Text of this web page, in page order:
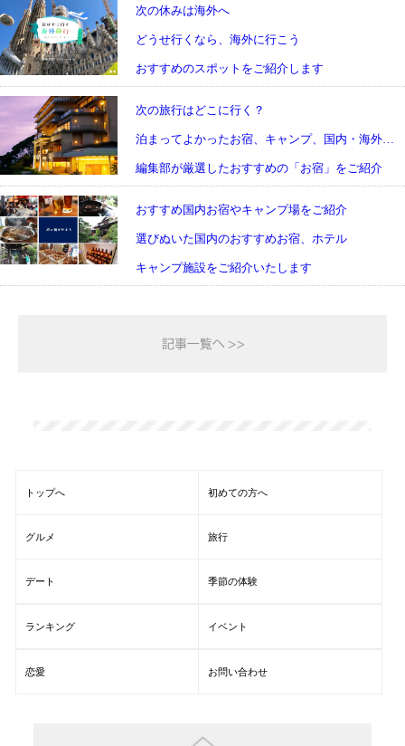
次の休みは海外へ
どうせ行くなら、海外に行こう
おすすめのスポットをご紹介します
次の旅行はどこに行く？
泊まってよかったお宿、キャンプ、国内・海外旅行など
編集部が厳選したおすすめの「お宿」をご紹介
おすすめ国内お宿やキャンプ場をご紹介
選びぬいた国内のおすすめお宿、ホテル
キャンプ施設をご紹介いたします
トップへ 初めての方へ
グルメ 旅行
デート 季節の体験
ランキング イベント
恋愛 お問い合わせ